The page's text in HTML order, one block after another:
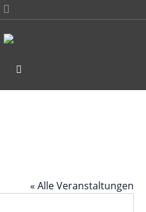
« Alle Veranstaltungen